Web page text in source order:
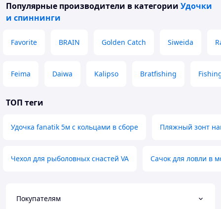
Популярные производители в категории Удочки
и спиннинги
Favorite BRAIN Golden Catch Siweida
Feima Daiwa Kalipso Bratfishing
ТОП теги
Удочка fanatik 5м с кольцами в сборе Пляжный зонт
Чехол для рыболовных снастей VA Сачок для ловли в
Покупателям